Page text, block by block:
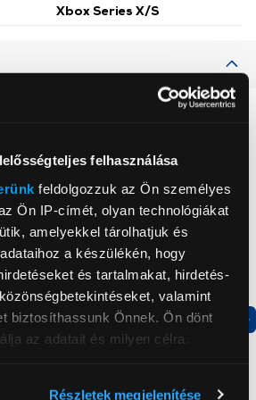
felhasználása
feldolgozzuk az Ön személyes
Ön IP-címét, olyan technológiákat
amelyekkel tárolhatjuk és
a készülékén, hogy
és tartalmakat, hirdetés-
valamint
biztosíthassunk Önnek. Ön dönt
az adatait és milyen célra.
Részletek megjelenítése
Xbox Series X/S
Termék adatlap